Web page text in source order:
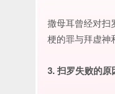
撒母耳曾经对扫
梗的罪与拜虚神
3. 扫罗失败的原